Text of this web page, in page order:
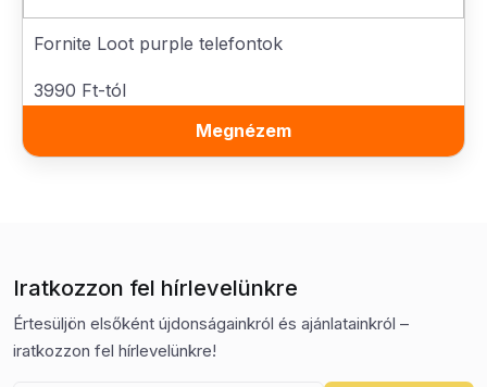
Fornite Loot purple telefontok
3990 Ft-tól
Megnézem
Iratkozzon fel hírlevelünkre
Értesüljön elsőként újdonságainkról és ajánlatainkról –
iratkozzon fel hírlevelünkre!